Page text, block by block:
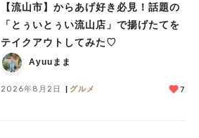
【流山市】からあげ好き必見！話題の
「とぅいとぅい流山店」で揚げたてを
テイクアウトしてみた♡
Ayuuまま
2026年8月2日 グルメ 7